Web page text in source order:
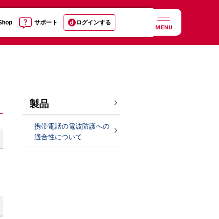
サポート ログインする
MENU
製品
携帯電話の電波防護への
適合性について